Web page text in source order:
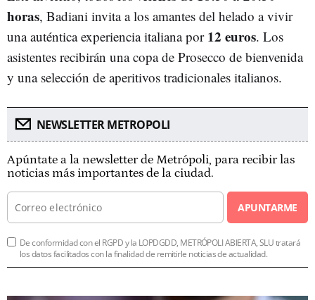
horas, Badiani invita a los amantes del helado a vivir
una auténtica experiencia italiana por 12 euros. Los
asistentes recibirán una copa de Prosecco de bienvenida
y una selección de aperitivos tradicionales italianos.
NEWSLETTER METROPOLI
Apúntate a la newsletter de Metrópoli, para recibir las
noticias más importantes de la ciudad.
APUNTARME
De conformidad con el RGPD y la LOPDGDD, METRÓPOLI ABIERTA, SLU tratará
los datos facilitados con la finalidad de remitirle noticias de actualidad.